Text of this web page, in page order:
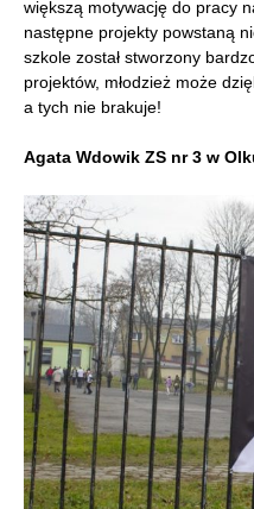
większą motywację do pracy
następne projekty powstaną
szkole został stworzony
projektów, młodzież może
a tych nie brakuje!
Agata Wdowik ZS nr 3 w